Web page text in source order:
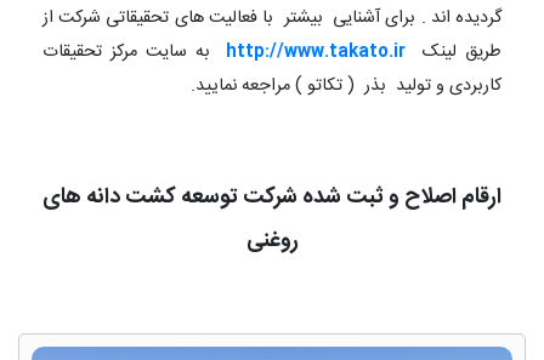
گردیده اند . برای آشنایی بیشتر با فعالیت های تحقیقاتی شرکت از
طریق لینک http://www.takato.ir به سایت مرکز تحقیقات
کاربردی و تولید بذر ( تکاتو ) مراجعه نمایید.
ارقام اصلاح و ثبت شده شرکت توسعه کشت دانه های
روغنی